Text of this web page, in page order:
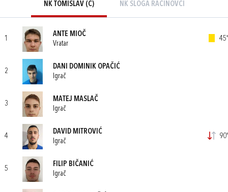
NK TOMISLAV (C) NK SLOGA RAČINOVCI
1
ANTE MIOČ
Vratar
45'
2
DANI DOMINIK OPAČIĆ
Igrač
3
MATEJ MASLAČ
Igrač
4
DAVID MITROVIĆ
Igrač
90'
5
FILIP BIČANIĆ
Igrač